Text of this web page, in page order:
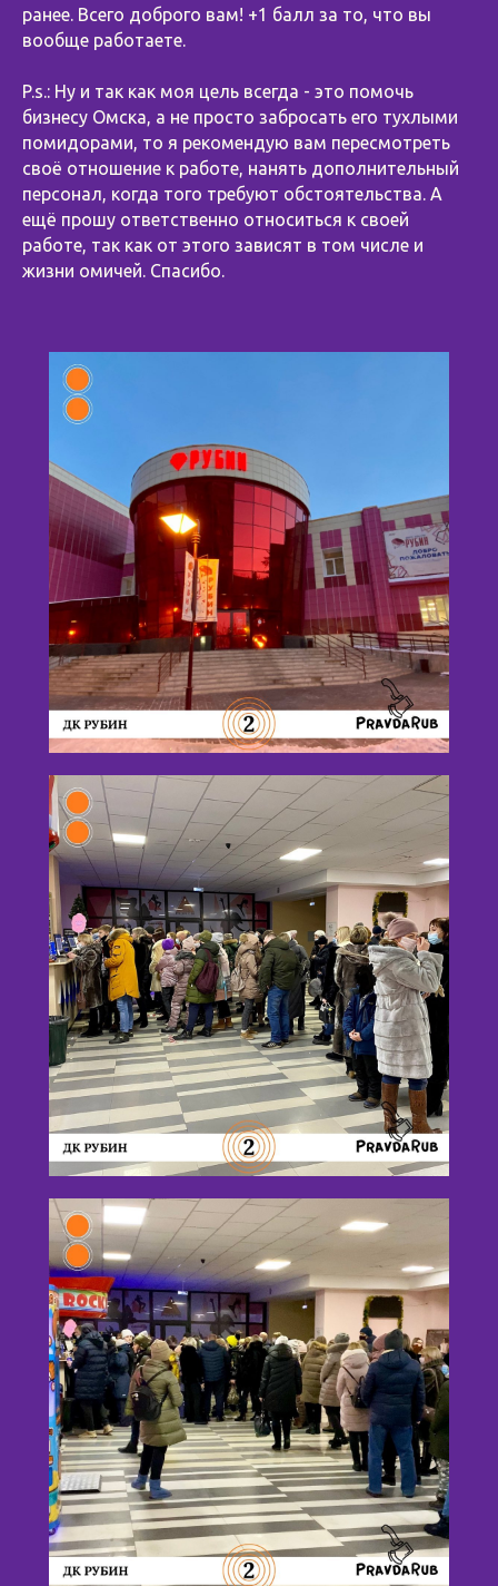
ранее. Всего доброго вам! +1 балл за то, что вы
вообще работаете.
P.s.: Ну и так как моя цель всегда - это помочь
бизнесу Омска, а не просто забросать его тухлыми
помидорами, то я рекомендую вам пересмотреть
своё отношение к работе, нанять дополнительный
персонал, когда того требуют обстоятельства. А
ещё прошу ответственно относиться к своей
работе, так как от этого зависят в том числе и
жизни омичей. Спасибо.